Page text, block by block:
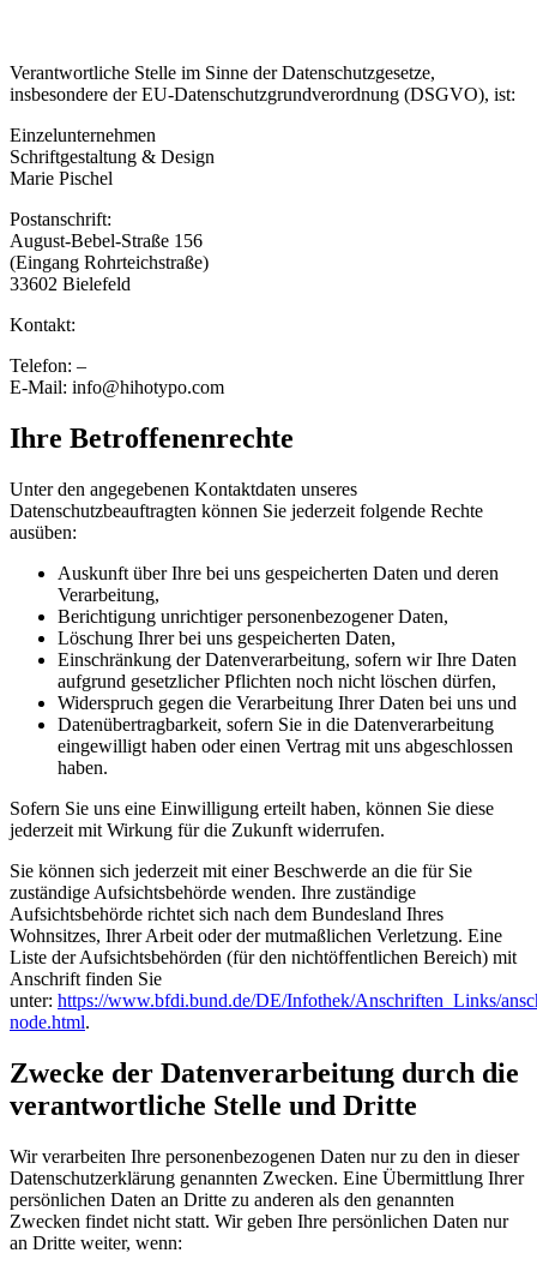
Verantwortliche Stelle im Sinne der Datenschutzgesetze,
insbesondere der EU-Datenschutzgrundverordnung (DSGVO), ist:
Einzelunternehmen
Schriftgestaltung & Design
Marie Pischel
Postanschrift:
August-Bebel-Straße 156
(Eingang Rohrteichstraße)
33602 Bielefeld
Kontakt:
Telefon: –
E-Mail: info@hihotypo.com
Ihre Betroffenenrechte
Unter den angegebenen Kontaktdaten unseres
Datenschutzbeauftragten können Sie jederzeit folgende Rechte
ausüben:
Auskunft über Ihre bei uns gespeicherten Daten und deren
Verarbeitung,
Berichtigung unrichtiger personenbezogener Daten,
Löschung Ihrer bei uns gespeicherten Daten,
Einschränkung der Datenverarbeitung, sofern wir Ihre Daten
aufgrund gesetzlicher Pflichten noch nicht löschen dürfen,
Widerspruch gegen die Verarbeitung Ihrer Daten bei uns und
Datenübertragbarkeit, sofern Sie in die Datenverarbeitung
eingewilligt haben oder einen Vertrag mit uns abgeschlossen
haben.
Sofern Sie uns eine Einwilligung erteilt haben, können Sie diese
jederzeit mit Wirkung für die Zukunft widerrufen.
Sie können sich jederzeit mit einer Beschwerde an die für Sie
zuständige Aufsichtsbehörde wenden. Ihre zuständige
Aufsichtsbehörde richtet sich nach dem Bundesland Ihres
Wohnsitzes, Ihrer Arbeit oder der mutmaßlichen Verletzung. Eine
Liste der Aufsichtsbehörden (für den nichtöffentlichen Bereich) mit
Anschrift finden Sie
unter: https://www.bfdi.bund.de/DE/Infothek/Anschriften_Links/
node.html.
Zwecke der Datenverarbeitung durch die
verantwortliche Stelle und Dritte
Wir verarbeiten Ihre personenbezogenen Daten nur zu den in dieser
Datenschutzerklärung genannten Zwecken. Eine Übermittlung Ihrer
persönlichen Daten an Dritte zu anderen als den genannten
Zwecken findet nicht statt. Wir geben Ihre persönlichen Daten nur
an Dritte weiter, wenn: